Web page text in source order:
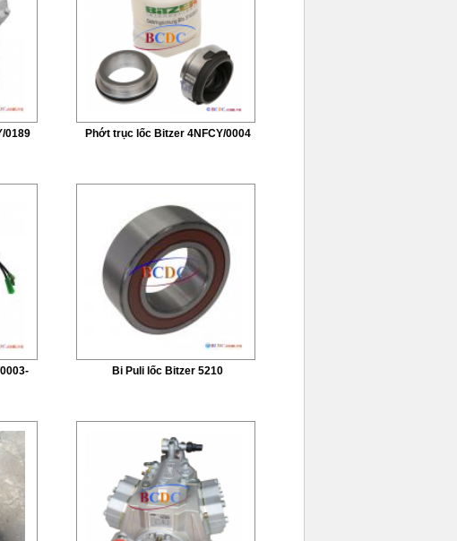
0189 Phớt trục lốc Bitzer 4NFCY/0004
Bi Puli lốc Bitzer 5210